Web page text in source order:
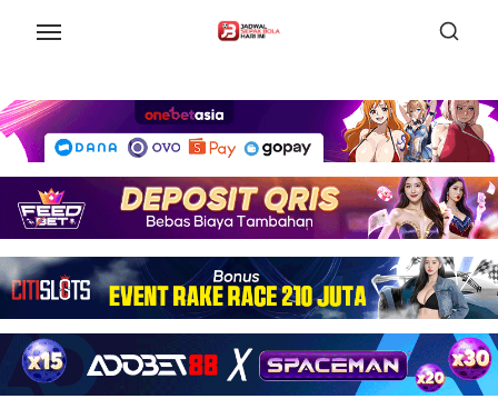
content